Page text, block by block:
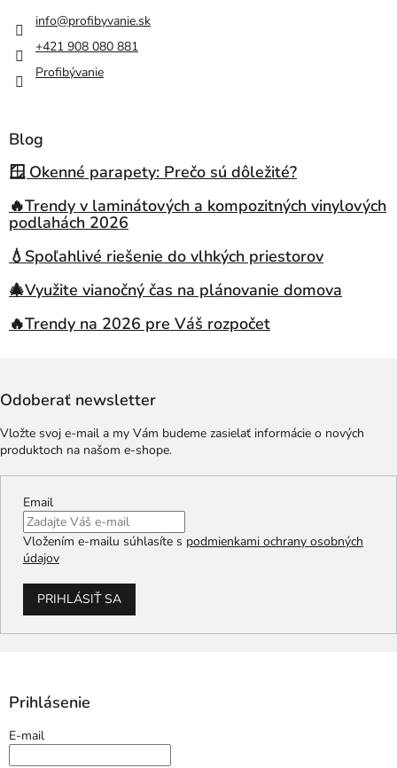
info@profibyvanie.sk
+421 908 080 881
Profibývanie
Blog
🪟 Okenné parapety: Prečo sú dôležité?
🔥Trendy v laminátových a kompozitných vinylových
podlahách 2026
💧Spoľahlivé riešenie do vlhkých priestorov
🎄Využite vianočný čas na plánovanie domova
🔥Trendy na 2026 pre Váš rozpočet
Odoberať newsletter
Vložte svoj e-mail a my Vám budeme zasielať informácie o nových
produktoch na našom e-shope.
Email
Vložením e-mailu súhlasíte s podmienkami ochrany osobných
údajov
PRIHLÁSIŤ SA
Prihlásenie
E-mail